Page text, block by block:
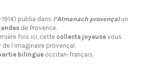
publia dans l’Almanach provençalun
de Provence.
fois ici, cette collecte joyeuse vous
l’imaginaire provençal.
bilingue occitan-français.